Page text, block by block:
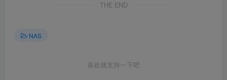
THE END
NAS
喜欢就支持一下吧